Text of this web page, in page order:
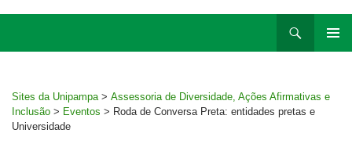
Sites da Unipampa > Assessoria de Diversidade, Ações Afirmativas e
Inclusão > Eventos > Roda de Conversa Preta: entidades pretas e
Universidade